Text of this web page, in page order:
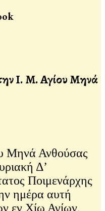
Ι. Μ. Αγίου Μηνά
Μηνά Ανθούσας
Δ’
Ποιμενάρχης
ημέρα αυτή
εν Χίω Αγίων,